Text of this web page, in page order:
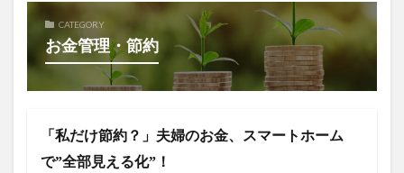
CATEGORY
お金管理・節約
「私だけ節約？」夫婦のお金、スマートホーム
で”全部見える化”！